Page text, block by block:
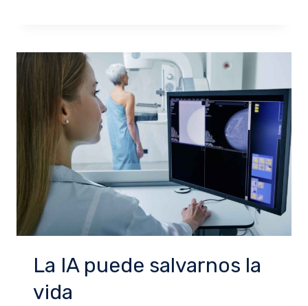
La IA puede salvarnos la
vida